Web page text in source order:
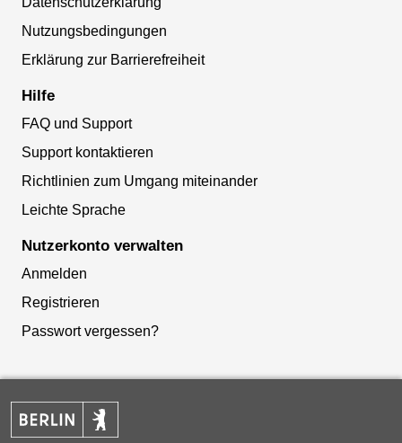
Nutzungsbedingungen
Erklärung zur Barrierefreiheit
Hilfe
FAQ und Support
Support kontaktieren
Richtlinien zum Umgang miteinander
Leichte Sprache
Nutzerkonto verwalten
Anmelden
Registrieren
Passwort vergessen?